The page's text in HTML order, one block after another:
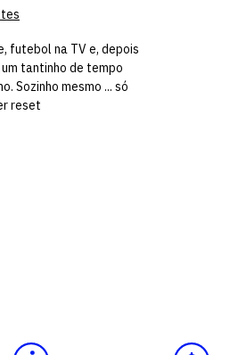
futebol na TV e, depois
tantinho de tempo
Sozinho mesmo ... só
reset